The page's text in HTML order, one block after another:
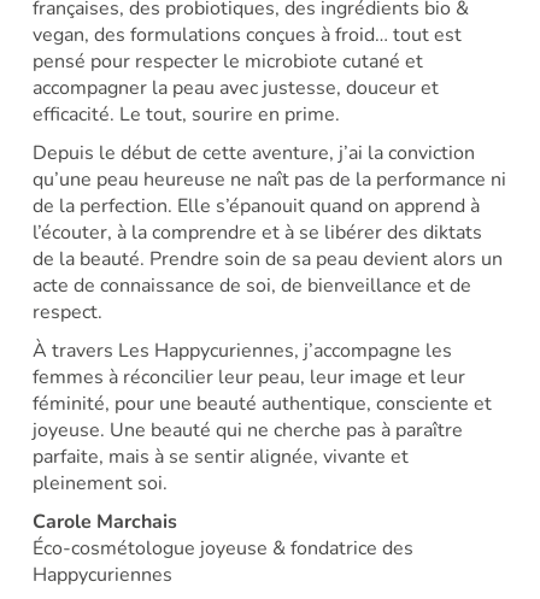
françaises, des probiotiques, des ingrédients bio &
vegan, des formulations conçues à froid… tout est
pensé pour respecter le microbiote cutané et
accompagner la peau avec justesse, douceur et
efficacité. Le tout, sourire en prime.
Depuis le début de cette aventure, j’ai la conviction
qu’une peau heureuse ne naît pas de la performance ni
de la perfection. Elle s’épanouit quand on apprend à
l’écouter, à la comprendre et à se libérer des diktats
de la beauté. Prendre soin de sa peau devient alors un
acte de connaissance de soi, de bienveillance et de
respect.
À travers Les Happycuriennes, j’accompagne les
femmes à réconcilier leur peau, leur image et leur
féminité, pour une beauté authentique, consciente et
joyeuse. Une beauté qui ne cherche pas à paraître
parfaite, mais à se sentir alignée, vivante et
pleinement soi.
Carole Marchais
Éco-cosmétologue joyeuse & fondatrice des
Happycuriennes